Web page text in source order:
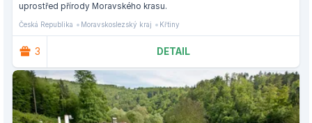
uprostřed přírody Moravského krasu.
Česká Republika Moravskoslezský kraj Křtiny
3 DETAIL